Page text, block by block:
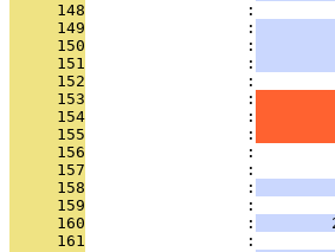
     148
:
     149
                 :
     150
                 :
     151
                 :
     152
:
     153
                 :
     154
                 :
     155
                 :
     156
:
     157
:
     158
                 :
     159
:
     160
                 :
     161
: